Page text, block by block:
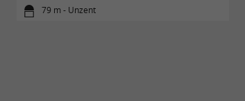
79 m - Unzent